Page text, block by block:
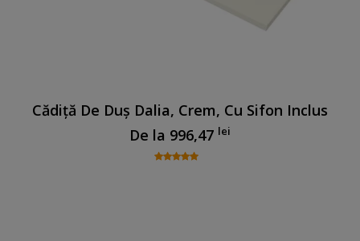
Cădiță De Duș Dalia, Crem, Cu Sifon Inclus
De la 996,47 lei